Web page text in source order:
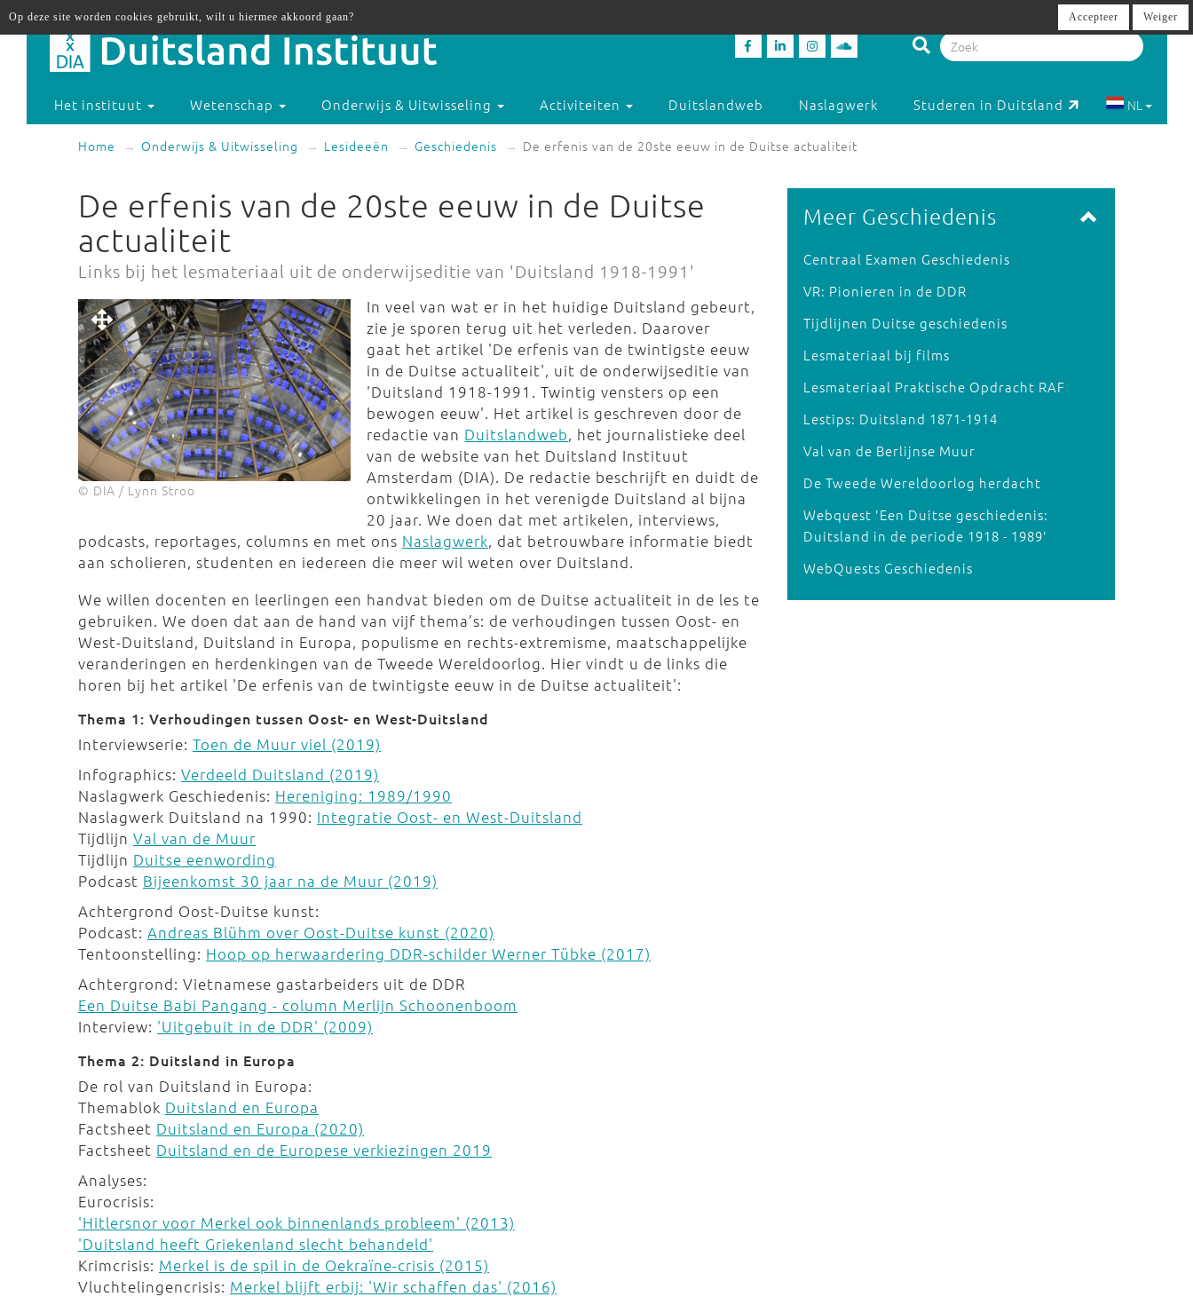
Het instituut Wetenschap Onderwijs & Uitwisseling Activiteiten Duitslandweb Naslagwerk Studeren in Duitsland NL
Home Onderwijs & Uitwisseling Lesideeën Geschiedenis De erfenis van de 20ste eeuw in de Duitse actualiteit
De erfenis van de 20ste eeuw in de Duitse
actualiteit
Links bij het lesmateriaal uit de onderwijseditie van 'Duitsland 1918-1991'
© DIA / Lynn Stroo
In veel van wat er in het huidige Duitsland gebeurt,
zie je sporen terug uit het verleden. Daarover
gaat het artikel 'De erfenis van de twintigste eeuw
in de Duitse actualiteit', uit de onderwijseditie van
'Duitsland 1918-1991. Twintig vensters op een
bewogen eeuw'. Het artikel is geschreven door de
redactie van Duitslandweb, het journalistieke deel
van de website van het Duitsland Instituut
Amsterdam (DIA). De redactie beschrijft en duidt de
ontwikkelingen in het verenigde Duitsland al bijna
20 jaar. We doen dat met artikelen, interviews,
podcasts, reportages, columns en met ons Naslagwerk, dat betrouwbare informatie biedt
aan scholieren, studenten en iedereen die meer wil weten over Duitsland.
We willen docenten en leerlingen een handvat bieden om de Duitse actualiteit in de les te
gebruiken. We doen dat aan de hand van vijf thema’s: de verhoudingen tussen Oost- en
West-Duitsland, Duitsland in Europa, populisme en rechts-extremisme, maatschappelijke
veranderingen en herdenkingen van de Tweede Wereldoorlog. Hier vindt u de links die
horen bij het artikel 'De erfenis van de twintigste eeuw in de Duitse actualiteit':
Thema 1: Verhoudingen tussen Oost- en West-Duitsland
Interviewserie: Toen de Muur viel (2019)
Infographics: Verdeeld Duitsland (2019)
Naslagwerk Geschiedenis: Hereniging: 1989/1990
Naslagwerk Duitsland na 1990: Integratie Oost- en West-Duitsland
Tijdlijn Val van de Muur
Tijdlijn Duitse eenwording
Podcast Bijeenkomst 30 jaar na de Muur (2019)
Achtergrond Oost-Duitse kunst:
Podcast: Andreas Blühm over Oost-Duitse kunst (2020)
Tentoonstelling: Hoop op herwaardering DDR-schilder Werner Tübke (2017)
Achtergrond: Vietnamese gastarbeiders uit de DDR
Een Duitse Babi Pangang - column Merlijn Schoonenboom
Interview: 'Uitgebuit in de DDR' (2009)
Thema 2: Duitsland in Europa
De rol van Duitsland in Europa:
Themablok Duitsland en Europa
Factsheet Duitsland en Europa (2020)
Factsheet Duitsland en de Europese verkiezingen 2019
Analyses:
Eurocrisis:
'Hitlersnor voor Merkel ook binnenlands probleem' (2013)
'Duitsland heeft Griekenland slecht behandeld'
Krimcrisis: Merkel is de spil in de Oekraïne-crisis (2015)
Vluchtelingencrisis: Merkel blijft erbij: 'Wir schaffen das' (2016)
Meer Geschiedenis
Centraal Examen Geschiedenis
VR: Pionieren in de DDR
Tijdlijnen Duitse geschiedenis
Lesmateriaal bij films
Lesmateriaal Praktische Opdracht RAF
Lestips: Duitsland 1871-1914
Val van de Berlijnse Muur
De Tweede Wereldoorlog herdacht
Webquest 'Een Duitse geschiedenis:
Duitsland in de periode 1918 - 1989'
WebQuests Geschiedenis
Op deze site worden cookies gebruikt, wilt u hiermee akkoord gaan? Accepteer Weiger